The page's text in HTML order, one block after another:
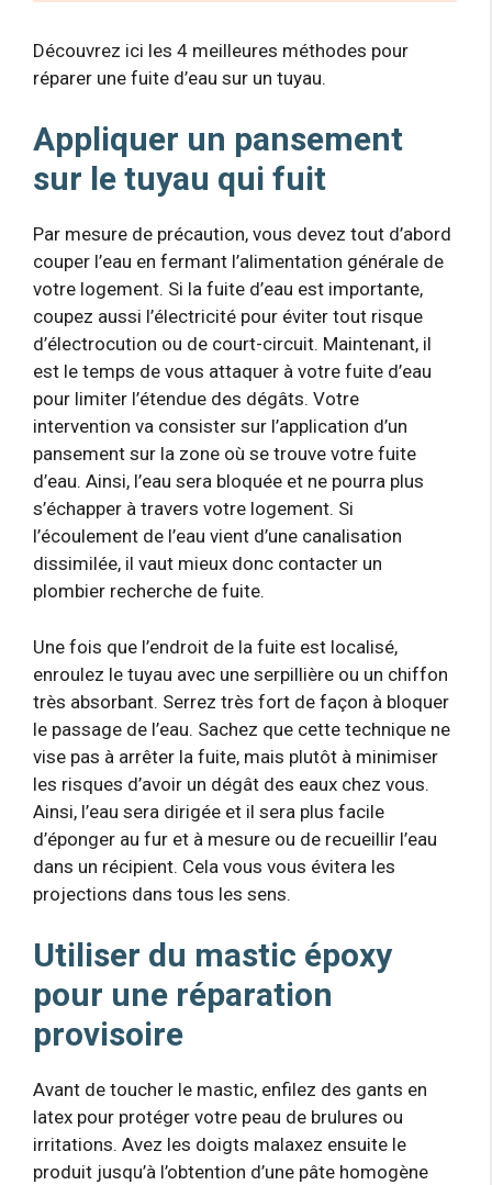
Découvrez ici les 4 meilleures méthodes pour
réparer une fuite d’eau sur un tuyau.
Appliquer un pansement
sur le tuyau qui fuit
Par mesure de précaution, vous devez tout d’abord
couper l’eau en fermant l’alimentation générale de
votre logement. Si la fuite d’eau est importante,
coupez aussi l’électricité pour éviter tout risque
d’électrocution ou de court-circuit. Maintenant, il
est le temps de vous attaquer à votre fuite d’eau
pour limiter l’étendue des dégâts. Votre
intervention va consister sur l’application d’un
pansement sur la zone où se trouve votre fuite
d’eau. Ainsi, l’eau sera bloquée et ne pourra plus
s’échapper à travers votre logement. Si
l’écoulement de l’eau vient d’une canalisation
dissimilée, il vaut mieux donc contacter un
plombier recherche de fuite.
Une fois que l’endroit de la fuite est localisé,
enroulez le tuyau avec une serpillière ou un chiffon
très absorbant. Serrez très fort de façon à bloquer
le passage de l’eau. Sachez que cette technique ne
vise pas à arrêter la fuite, mais plutôt à minimiser
les risques d’avoir un dégât des eaux chez vous.
Ainsi, l’eau sera dirigée et il sera plus facile
d’éponger au fur et à mesure ou de recueillir l’eau
dans un récipient. Cela vous vous évitera les
projections dans tous les sens.
Utiliser du mastic époxy
pour une réparation
provisoire
Avant de toucher le mastic, enfilez des gants en
latex pour protéger votre peau de brulures ou
irritations. Avez les doigts malaxez ensuite le
produit jusqu’à l’obtention d’une pâte homogène